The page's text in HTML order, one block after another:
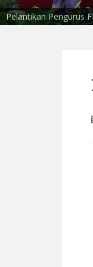
Pelantikan Pengurus
Pelantikan Pengurus
Musyawah Wilayah